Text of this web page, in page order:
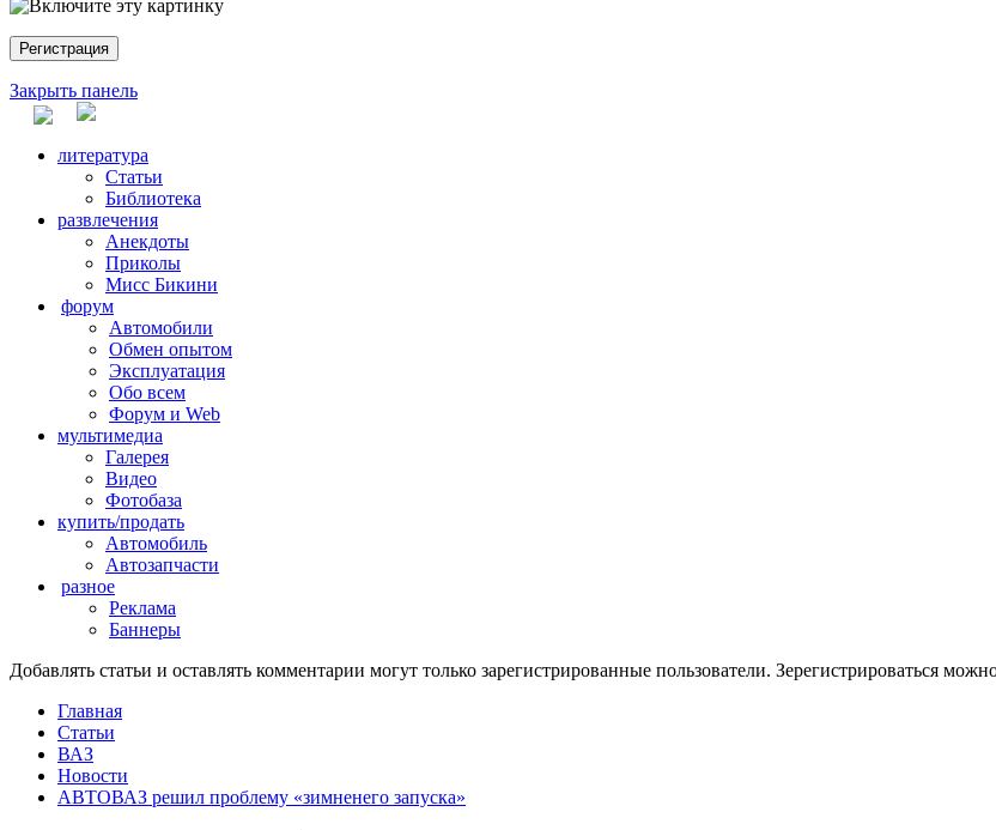
Закрыть панель
литература
Статьи
Библиотека
развлечения
Анекдоты
Приколы
Мисс Бикини
форум
Автомобили
Обмен опытом
Эксплуатация
Обо всем
Форум и Web
мультимедиа
Галерея
Видео
Фотобаза
купить/продать
Автомобиль
Автозапчасти
разное
Реклама
Баннеры
Добавлять статьи и оставлять комментарии могут только зарегистрированные пользователи. Зерегистрироваться
Главная
Статьи
ВАЗ
Новости
АВТОВАЗ решил проблему «зимненего запуска»